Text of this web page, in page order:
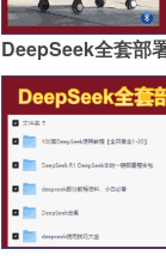
DeepSeek全套部